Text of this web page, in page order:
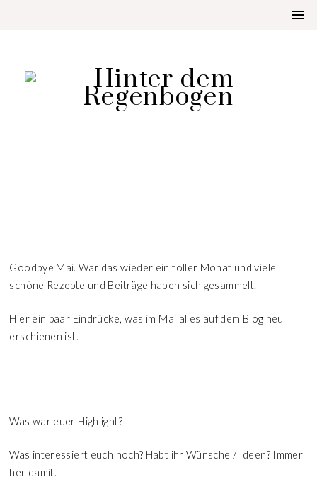
Goodbye Mai. War das wieder ein toller Monat und viele
schöne Rezepte und Beiträge haben sich gesammelt.
Hier ein paar Eindrücke, was im Mai alles auf dem Blog neu
erschienen ist.
Was war euer Highlight?
Was interessiert euch noch? Habt ihr Wünsche / Ideen? Immer
her damit.